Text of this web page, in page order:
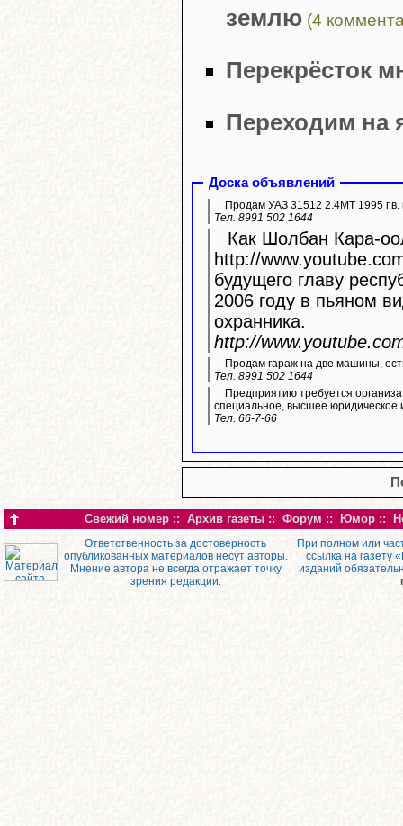
землю (4
Перекрёсток
Переходим на
Доска объявлений
Продам УАЗ 31512 2.4МТ 1995 г.в.
Тел. 8991 502 1644
Как Шолбан Кара-
http://www.youtube.com/
будущего главу
2006 году в пьяном
охранника.
http://
Продам гараж на две машины,
Тел. 8991 502 1644
Предприятию требуется
специальное, высшее юридическое
Тел. 66-7-66
Свежий номер :: Архив газеты :: Форум :: Юмор ::
Ответственность за достоверность
опубликованных материалов несут авторы.
Мнение автора не всегда отражает точку
зрения редакции.
При полном или
ссылка на газету
изданий